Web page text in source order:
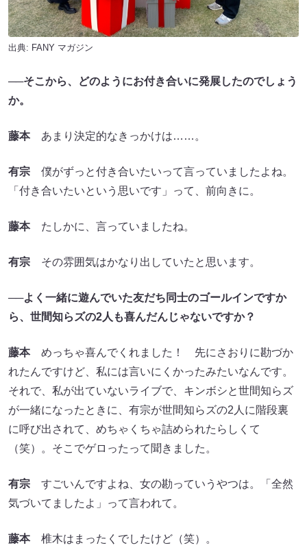
出典: FANY マガジン
──そこから、どのようにお付き合いに発展したのでしょう
か。
藤本あまり決定的なきっかけは……。
有宗 僕がずっと付き合いたいって言っていましたよね。
「付き合いたいという思いです」って、前向きに。
藤本たしかに、言っていましたね。
有宗 その雰囲気はかなり出していたと思います。
──よく一緒に遊んでいた友だち同士のゴールインですか
ら、世間知らズの2人も喜んだんじゃないですか？
藤本めっちゃ喜んでくれました！ 先にさおりに勘づか
れたんですけど、私には言いにくかったみたいなんです。
それで、私が出ていないライブで、キンボシと世間知らズ
が一緒になったときに、有宗が世間知らズの2人に階段裏
に呼び出されて、めちゃくちゃ詰められたらしくて
（笑）。そこでゲロったって聞きました。
有宗 すごいんですよね、女の勘っていうやつは。「全然
気づいてましたよ」って言われて。
藤本椎木はまったくでしたけど（笑）。